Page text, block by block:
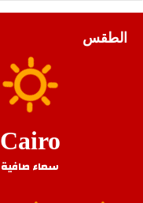
الطقس
Cairo
سماء صافية